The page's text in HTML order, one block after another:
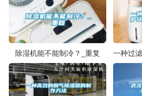
除湿机能不能制冷？_重复